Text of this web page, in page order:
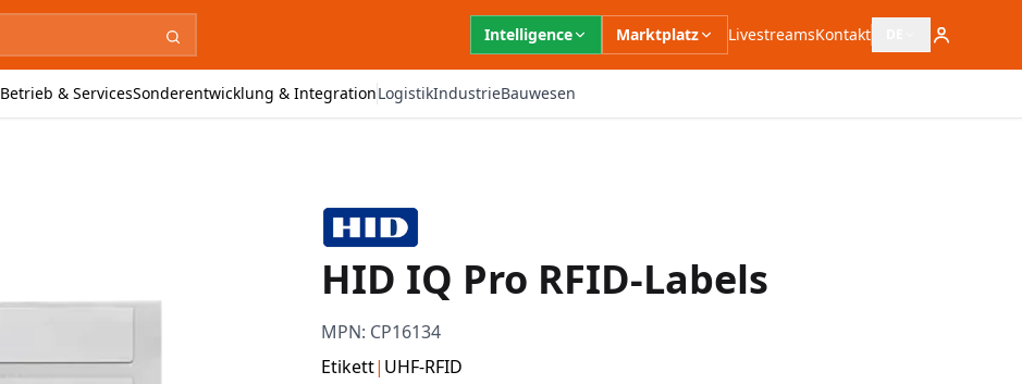
Intelligence Marktplatz LivestreamsKontakt Sprachauswahl
Betrieb & ServicesSonderentwicklung & IntegrationLogistikIndustrieBauwesen
HID IQ Pro RFID-Labels
MPN: CP16134
Etikett| UHF-RFID